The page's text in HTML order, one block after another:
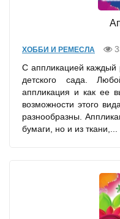
ХОББИ И РЕМЕСЛА
С аппликацией каждый
детского сада.
аппликация и как ее
возможности этого
разнообразны.
бумаги, но и из ткани,...